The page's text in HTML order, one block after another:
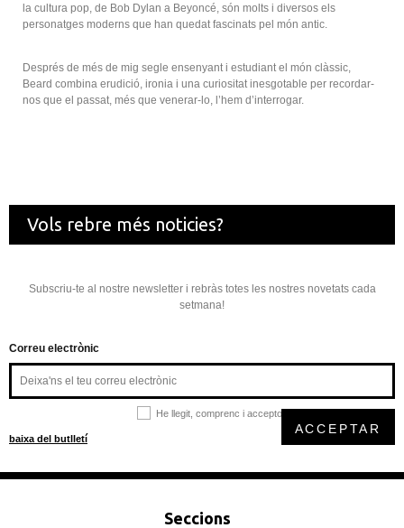
la cultura pop, de Bob Dylan a Beyoncé, són molts i diversos els
personatges moderns que han quedat fascinats pel món antic.
Després de més de mig segle ensenyant i estudiant el món clàssic,
Beard combina erudició, ironia i una curiositat inesgotable per recordar-
nos que el passat, més que venerar-lo, l’hem d’interrogar.
Vols rebre més noticies?
Subscriu-te al nostre newsletter i rebràs totes les nostres novetats cada
setmana!
Correu electrònic
He llegit, comprenc i accepto la
baixa del butlletí
ACCEPTAR
Seccions